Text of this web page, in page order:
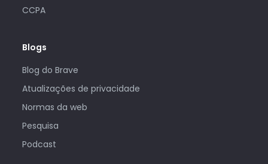
CCPA
Blogs
Blog do Brave
Atualizações de privacidade
Normas da web
Pesquisa
Podcast